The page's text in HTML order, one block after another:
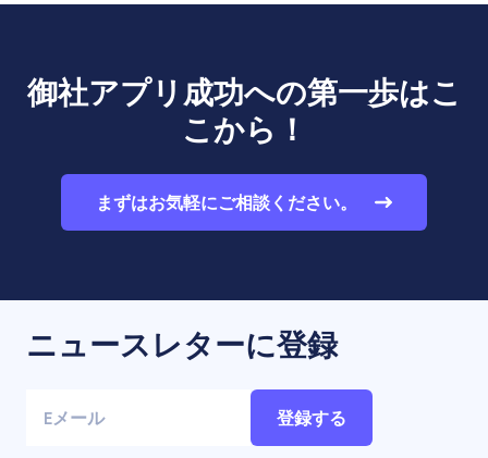
御社アプリ成功への第一歩はこ
こから！
まずはお気軽にご相談ください。
ニュースレターに登録
登録する